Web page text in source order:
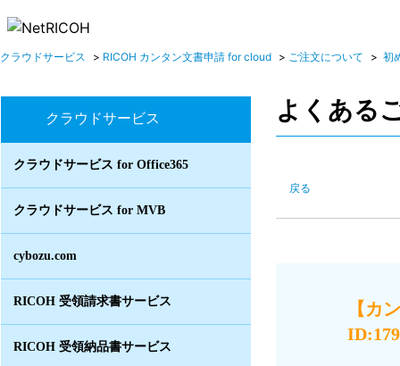
クラウドサービス > RICOH カンタン文書申請 for cloud > ご注文について > 初
クラウドサービス
クラウドサービス for Office365
クラウドサービス for MVB
cybozu.com
RICOH 受領請求書サービス
RICOH 受領納品書サービス
よくある
戻る
【カ